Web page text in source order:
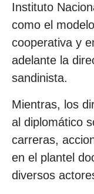
Instituto
como el
cooperativa y
adelante la
sandinista.
Mientras, los
al diplomático
carreras,
en el plantel
diversos